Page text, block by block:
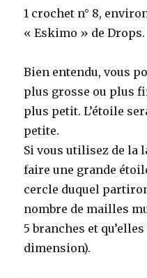
1 crochet n° 8,
« Eskimo » de Drops.
Bien entendu, vous
plus grosse ou plus
plus petit. L’étoile
petite.
Si vous utilisez de la
faire une grande
cercle duquel
nombre de mailles
5 branches et
dimension).